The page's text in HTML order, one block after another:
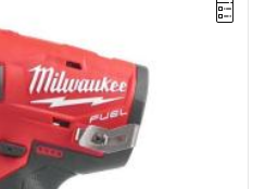
3400 ud./min
2200/3200/3200 obr/min
Nm
12,79 m/s²
dB(A)
84,7 dB(A)